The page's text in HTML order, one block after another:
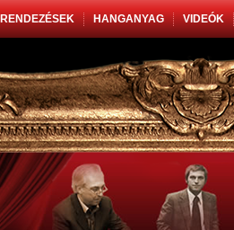
RENDEZÉSEK HANGANYAG VIDEÓK